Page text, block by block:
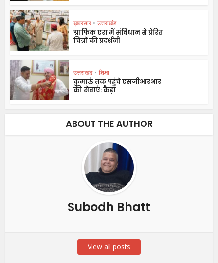
ख़बरसार • उत्तराखंड
ग्राफिक एरा में संविधान से प्रेरित
चित्रों की प्रदर्शनी
उत्तराखंड • शिक्षा
कुमाऊं तक पहुंचे एसजीआरआर
की सेवाएं: कैड़ा
ABOUT THE AUTHOR
Subodh Bhatt
View all posts